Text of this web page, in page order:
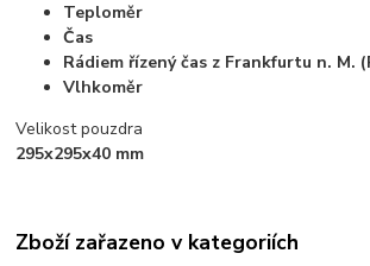
Teploměr
Čas
Rádiem řízený čas z Frankfurtu n. M.
Vlhkoměr
Velikost pouzdra
295x295x40 mm
Zboží zařazeno v kategoriích